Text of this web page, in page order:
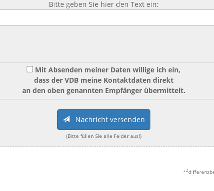
Bitte geben Sie hier den Text ein:
Mit Absenden meiner Daten willige ich ein,
dass der VDB meine Kontaktdaten direkt
an den oben genannten Empfänger übermittelt.
Nachricht versenden
(Bitte füllen Sie alle Felder aus!)
*2